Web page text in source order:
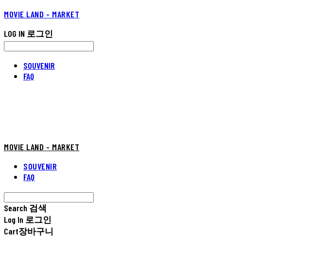
MOVIE LAND - MARKET
LOG IN 로그인
SOUVENIR
FAQ
MOVIE LAND - MARKET
SOUVENIR
FAQ
Search 검색
Log In 로그인
Cart장바구니